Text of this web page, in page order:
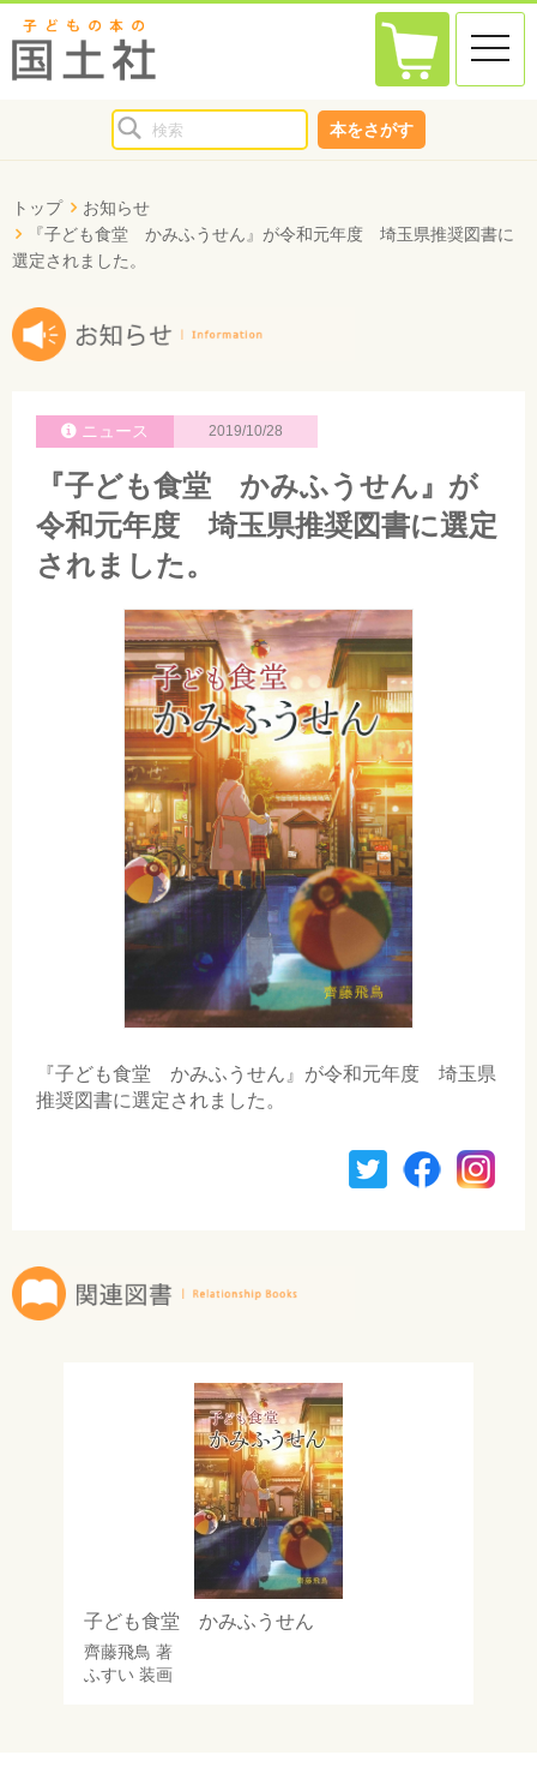
toggle
本をさがす
トップ
お知らせ
『子ども食堂 かみふうせん』が令和元年度 埼玉県推奨図書に
選定されました。
ニュース 2019/10/28
『子ども食堂 かみふうせん』が
令和元年度 埼玉県推奨図書に選定
されました。
『子ども食堂 かみふうせん』 が令和元年度 埼玉県
推奨図書に選定されました。
子ども食堂 かみふうせん
齊藤飛鳥 著
ふすい 装画